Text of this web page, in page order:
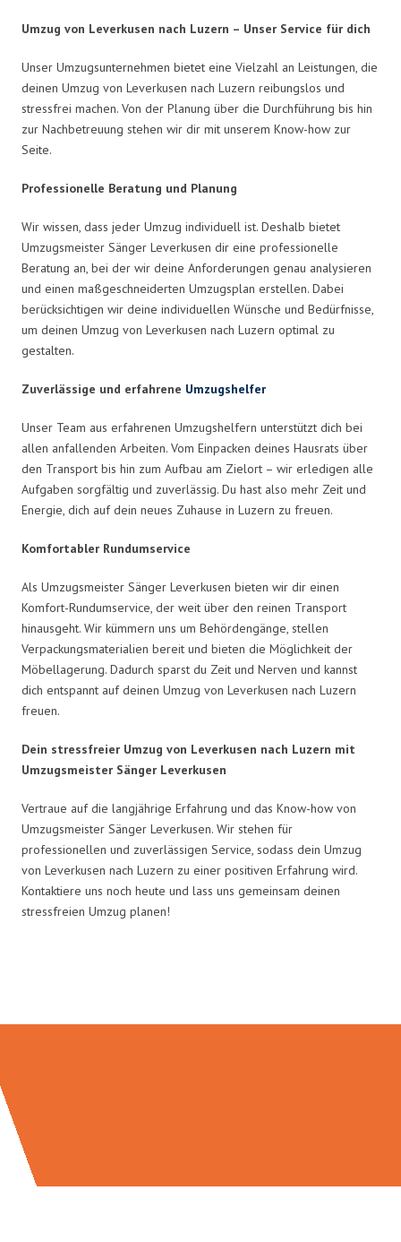
Umzug von Leverkusen nach Luzern – Unser Service für dich
Unser Umzugsunternehmen bietet eine Vielzahl an Leistungen, die
deinen Umzug von Leverkusen nach Luzern reibungslos und
stressfrei machen. Von der Planung über die Durchführung bis hin
zur Nachbetreuung stehen wir dir mit unserem Know-how zur
Seite.
Professionelle Beratung und Planung
Wir wissen, dass jeder Umzug individuell ist. Deshalb bietet
Umzugsmeister Sänger Leverkusen dir eine professionelle
Beratung an, bei der wir deine Anforderungen genau analysieren
und einen maßgeschneiderten Umzugsplan erstellen. Dabei
berücksichtigen wir deine individuellen Wünsche und Bedürfnisse,
um deinen Umzug von Leverkusen nach Luzern optimal zu
gestalten.
Zuverlässige und erfahrene Umzugshelfer
Unser Team aus erfahrenen Umzugshelfern unterstützt dich bei
allen anfallenden Arbeiten. Vom Einpacken deines Hausrats über
den Transport bis hin zum Aufbau am Zielort – wir erledigen alle
Aufgaben sorgfältig und zuverlässig. Du hast also mehr Zeit und
Energie, dich auf dein neues Zuhause in Luzern zu freuen.
Komfortabler Rundumservice
Als Umzugsmeister Sänger Leverkusen bieten wir dir einen
Komfort-Rundumservice, der weit über den reinen Transport
hinausgeht. Wir kümmern uns um Behördengänge, stellen
Verpackungsmaterialien bereit und bieten die Möglichkeit der
Möbellagerung. Dadurch sparst du Zeit und Nerven und kannst
dich entspannt auf deinen Umzug von Leverkusen nach Luzern
freuen.
Dein stressfreier Umzug von Leverkusen nach Luzern mit
Umzugsmeister Sänger Leverkusen
Vertraue auf die langjährige Erfahrung und das Know-how von
Umzugsmeister Sänger Leverkusen. Wir stehen für
professionellen und zuverlässigen Service, sodass dein Umzug
von Leverkusen nach Luzern zu einer positiven Erfahrung wird.
Kontaktiere uns noch heute und lass uns gemeinsam deinen
stressfreien Umzug planen!